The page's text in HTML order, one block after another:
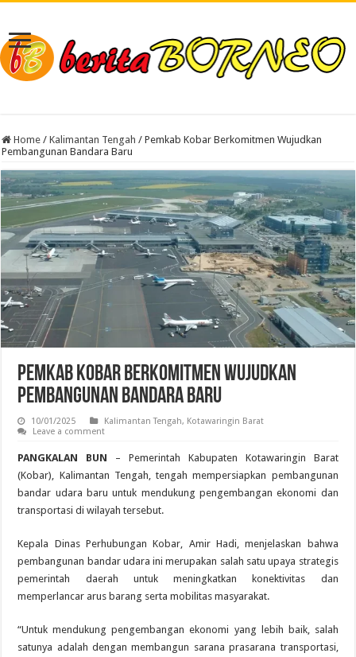
Home / Kalimantan Tengah / Pemkab Kobar Berkomitmen Wujudkan
Pembangunan Bandara Baru
Pemkab Kobar Berkomitmen Wujudkan
Pembangunan Bandara Baru
10/01/2025 Kalimantan Tengah, Kotawaringin Barat
Leave a comment
PANGKALAN BUN – Pemerintah Kabupaten Kotawaringin Barat
(Kobar), Kalimantan Tengah, tengah mempersiapkan pembangunan
bandar udara baru untuk mendukung pengembangan ekonomi dan
transportasi di wilayah tersebut.
Kepala Dinas Perhubungan Kobar, Amir Hadi, menjelaskan bahwa
pembangunan bandar udara ini merupakan salah satu upaya strategis
pemerintah daerah untuk meningkatkan konektivitas dan
memperlancar arus barang serta mobilitas masyarakat.
“Untuk mendukung pengembangan ekonomi yang lebih baik, salah
satunya adalah dengan membangun sarana prasarana transportasi,